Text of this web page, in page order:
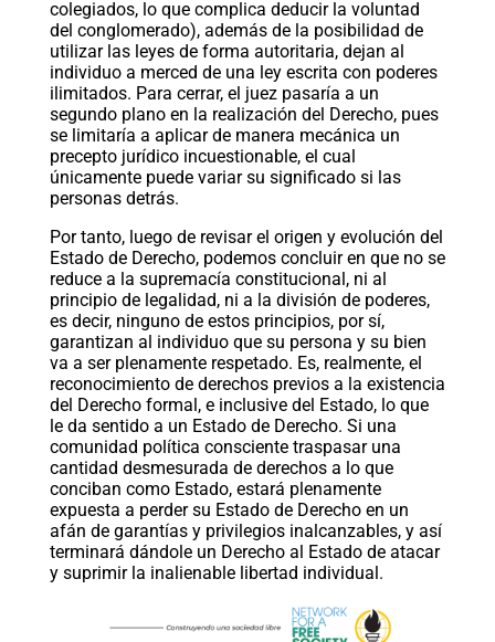
colegiados, lo que complica deducir la voluntad
del conglomerado), además de la posibilidad de
utilizar las leyes de forma autoritaria, dejan al
individuo a merced de una ley escrita con poderes
ilimitados. Para cerrar, el juez pasaría a un
segundo plano en la realización del Derecho, pues
se limitaría a aplicar de manera mecánica un
precepto jurídico incuestionable, el cual
únicamente puede variar su significado si las
personas detrás.
Por tanto, luego de revisar el origen y evolución del
Estado de Derecho, podemos concluir en que no se
reduce a la supremacía constitucional, ni al
principio de legalidad, ni a la división de poderes,
es decir, ninguno de estos principios, por sí,
garantizan al individuo que su persona y su bien
va a ser plenamente respetado. Es, realmente, el
reconocimiento de derechos previos a la existencia
del Derecho formal, e inclusive del Estado, lo que
le da sentido a un Estado de Derecho. Si una
comunidad política consciente traspasar una
cantidad desmesurada de derechos a lo que
conciban como Estado, estará plenamente
expuesta a perder su Estado de Derecho en un
afán de garantías y privilegios inalcanzables, y así
terminará dándole un Derecho al Estado de atacar
y suprimir la inalienable libertad individual.